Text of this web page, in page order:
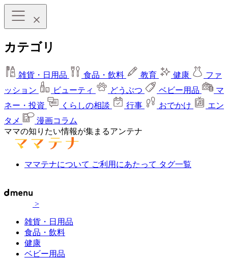
カテゴリ
雑貨・日用品 食品・飲料 教育 健康
ファ
ッション
ビューティ どうぶつ ベビー用品
マ
ネー・投資
くらしの相談 行事 おでかけ
エン
タメ
漫画コラム
ママの知りたい情報が集まるアンテナ
ママテナについて ご利用にあたって タグ一覧
>
雑貨・日用品
食品・飲料
健康
ベビー用品